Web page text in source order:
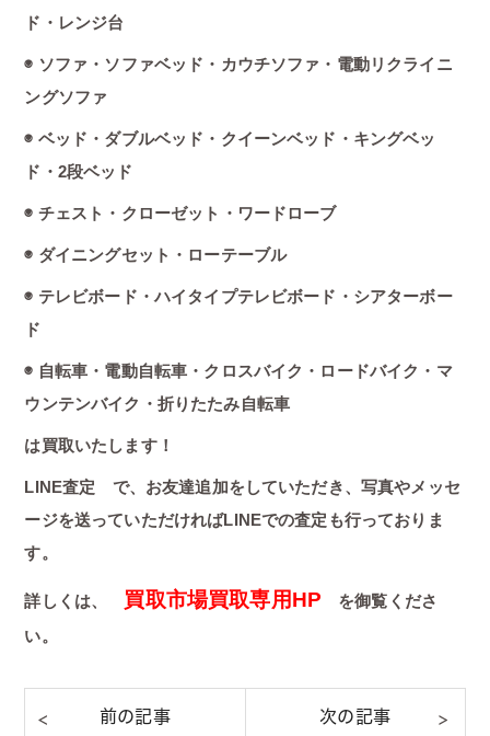
ド・レンジ台
◉ ソファ・ソファベッド・カウチソファ・電動リクライニ
ングソファ
◉ ベッド・ダブルベッド・クイーンベッド・キングベッ
ド・2段ベッド
◉ チェスト・クローゼット・ワードローブ
◉ ダイニングセット・ローテーブル
◉ テレビボード・ハイタイプテレビボード・シアターボー
ド
◉ 自転車・電動自転車・クロスバイク・ロードバイク・マ
ウンテンバイク・折りたたみ自転車
は買取いたします！
LINE査定 で、お友達追加をしていただき、写真やメッセ
ージを送っていただければLINEでの査定も行っておりま
す。
詳しくは、 買取市場買取専用HP を御覧くださ
い。